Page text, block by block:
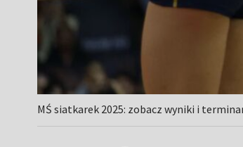
MŚ siatkarek 2025: zobacz wyniki i